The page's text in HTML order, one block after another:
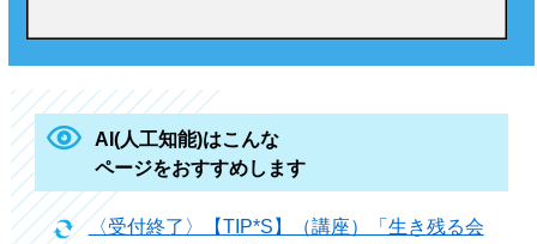
AI(人工知能)はこんな
ページをおすすめします
〈受付終了〉【TIP*S】（講座）「生き残る会